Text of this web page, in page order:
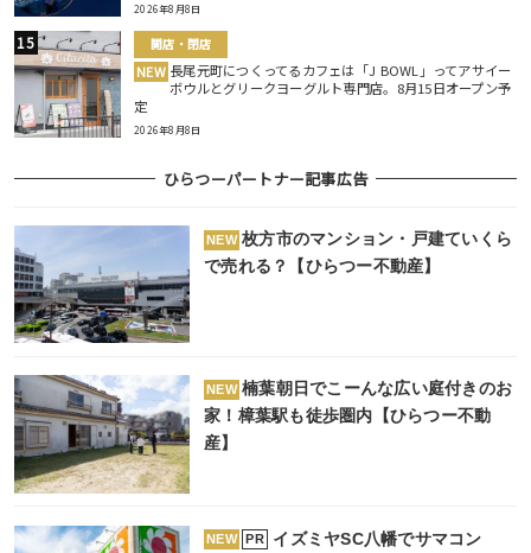
2026年8月8日
開店・閉店
NEW 長尾元町につくってるカフェは「J BOWL」ってアサイー
ボウルとグリークヨーグルト専門店。8月15日オープン予
定
2026年8月8日
ひらつーパートナー記事広告
NEW 枚方市のマンション・戸建ていくら
で売れる？【ひらつー不動産】
NEW 楠葉朝日でこーんな広い庭付きのお
家！樟葉駅も徒歩圏内【ひらつー不動
産】
NEW PR イズミヤSC八幡でサマコン